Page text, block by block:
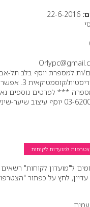
2. פדיקוריסטית/
*** לפרטים נוספים נא
054-9554820 / 03-6200764 יוסף עיצוב
למועדות לקוחות
ל"מועדון לקוחות"
לחץ על כפתור